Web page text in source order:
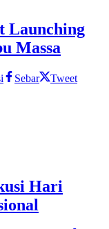
Launching
Massa
Sebar Tweet
Hari